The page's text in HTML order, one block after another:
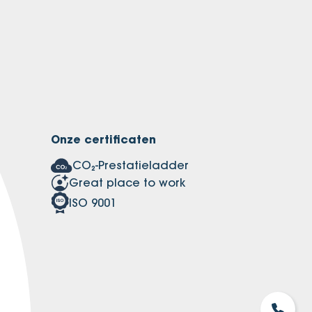
Onze certificaten
CO₂-Prestatieladder
Great place to work
ISO 9001